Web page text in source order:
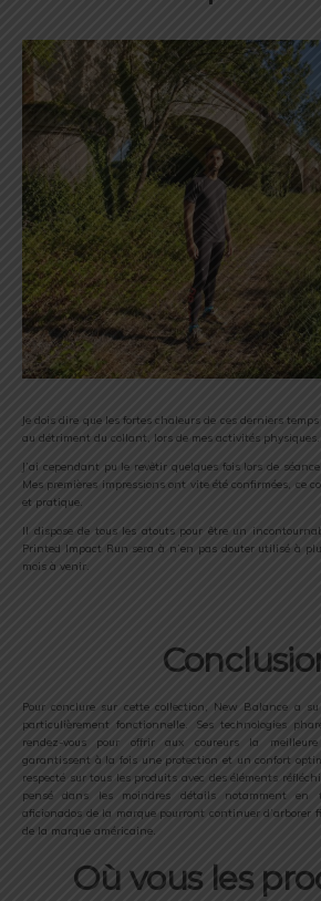
Je dois dire que les fortes chaleurs de ces derniers
au détriment du collant, lors de mes activités physiques.
J’ai cependant pu le revêtir quelques fois lors de
Mes premières impressions ont vite été confirmées, ce
et pratique.
Il dispose de tous les atouts pour être un
Printed Impact Run sera à n’en pas douter utilisé à
mois à venir.
Pour conclure sur cette collection, New Balance a
particulièrement fonctionnelle. Ses technologies
rendez-vous pour offrir aux coureurs la meilleure
garantissent à la fois une protection et un confort
respecté sur tous les produits avec des éléments
pensé dans les moindres détails notamment en
aficionados de la marque pourront continuer d’arborer
de la marque américaine.
Où vous les